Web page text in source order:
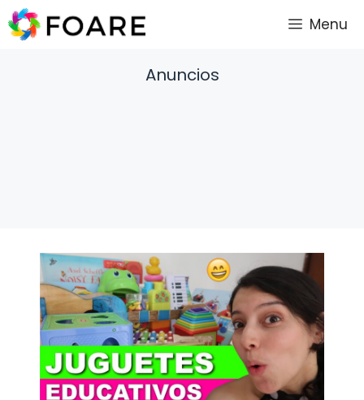
Saltar
al
Menu
Anuncios